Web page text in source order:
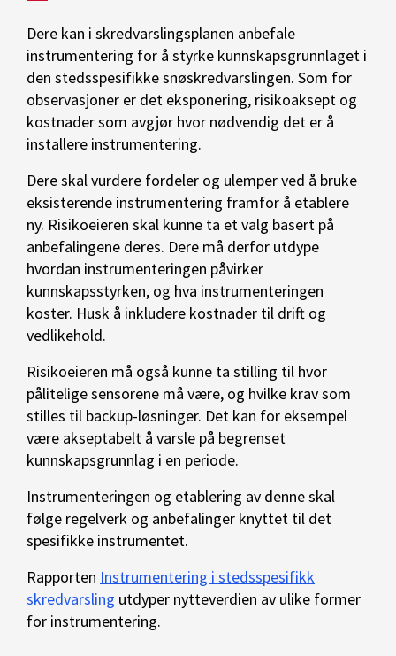
Dere kan i skredvarslingsplanen anbefale
instrumentering for å styrke kunnskapsgrunnlaget i
den stedsspesifikke snøskredvarslingen. Som for
observasjoner er det eksponering, risikoaksept og
kostnader som avgjør hvor nødvendig det er å
installere instrumentering.
Dere skal vurdere fordeler og ulemper ved å bruke
eksisterende instrumentering framfor å etablere
ny. Risikoeieren skal kunne ta et valg basert på
anbefalingene deres. Dere må derfor utdype
hvordan instrumenteringen påvirker
kunnskapsstyrken, og hva instrumenteringen
koster. Husk å inkludere kostnader til drift og
vedlikehold.
Risikoeieren må også kunne ta stilling til hvor
pålitelige sensorene må være, og hvilke krav som
stilles til backup-løsninger. Det kan for eksempel
være akseptabelt å varsle på begrenset
kunnskapsgrunnlag i en periode.
Instrumenteringen og etablering av denne skal
følge regelverk og anbefalinger knyttet til det
spesifikke instrumentet.
Rapporten Instrumentering i stedsspesifikk
skredvarsling utdyper nytteverdien av ulike former
for instrumentering.